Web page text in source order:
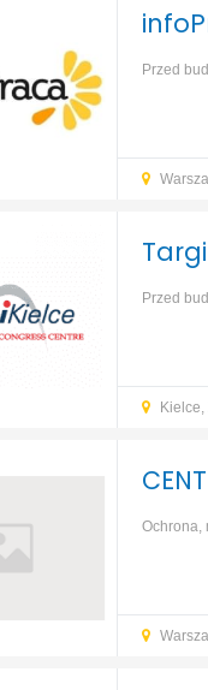
Przed
Przed
Kielce,
Ochrona,